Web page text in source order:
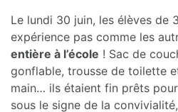
Le lundi 30 juin, les élèves de
expérience pas comme les
entière à l’école ! Sac de
gonflable, trousse de toilette
main… ils étaient fin prêts
sous le signe de la